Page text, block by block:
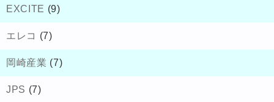
EXCITE (9)
エレコ (7)
岡崎産業 (7)
JPS (7)